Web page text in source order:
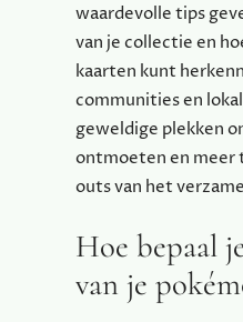
waardevolle tips
van je collectie en
kaarten kunt
communities en
geweldige plekken
ontmoeten en meer
outs van het
Hoe bepaal
van je